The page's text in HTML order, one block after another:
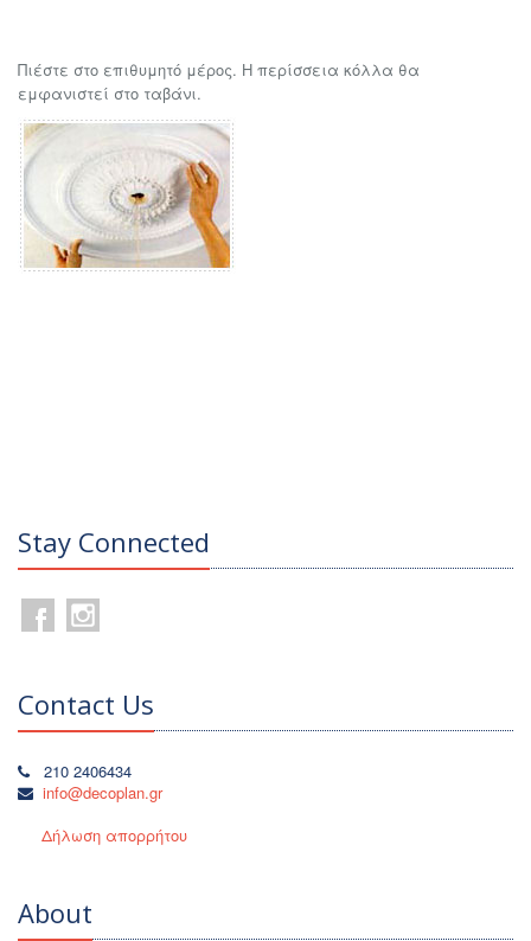
Πιέστε στο επιθυμητό μέρος. Η περίσσεια κόλλα θα
εμφανιστεί στο ταβάνι.
Stay Connected
Contact Us
210 2406434
info@decoplan.gr
Δήλωση απορρήτου
About